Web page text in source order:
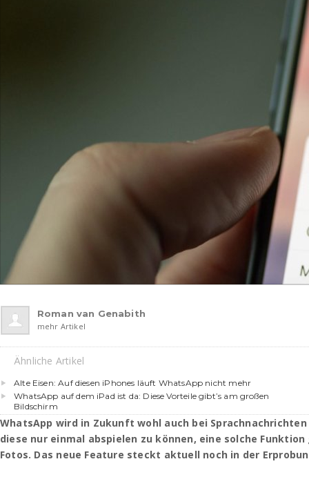
Roman van Genabith
mehr Artikel
Ähnliche Artikel
Alte Eisen: Auf diesen iPhones läuft WhatsApp nicht mehr
WhatsApp auf dem iPad ist da: Diese Vorteile gibt’s am großen
Bildschirm
WhatsApp wird in Zukunft wohl auch bei
diese nur einmal abspielen zu können, eine solche
Fotos. Das neue Feature steckt aktuell noch in der